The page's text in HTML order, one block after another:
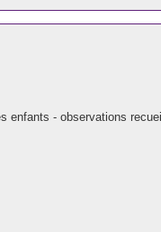
enfants - observations